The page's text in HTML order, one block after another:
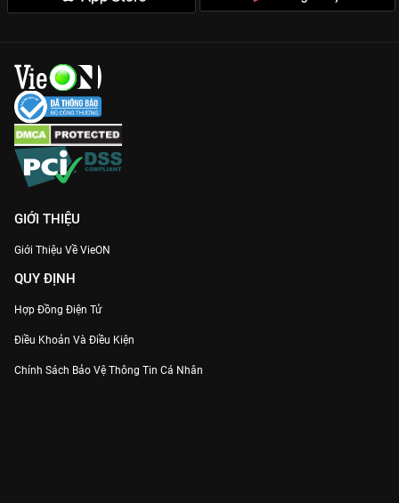
GIỚI THIỆU
Giới Thiệu Về VieON
QUY ĐỊNH
Hợp Đồng Điện Tử
Điều Khoản Và Điều Kiện
Chính Sách Bảo Vệ Thông Tin Cá Nhân